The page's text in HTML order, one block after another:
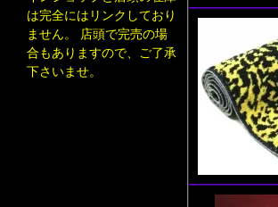
は完全にはリンクしており
ません。 店頭で完売の場
合もありますので、ご了承
下さいませ。